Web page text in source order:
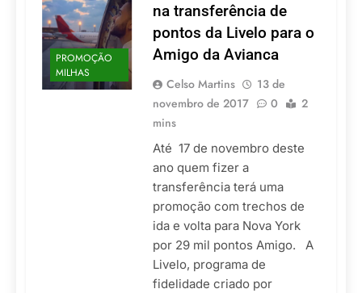
PROMOÇÃO
MILHAS
na transferência de
pontos da Livelo para o
Amigo da Avianca
Celso Martins
13 de
novembro de 2017
0
2
mins
Até 17 de novembro deste
ano quem fizer a
transferência terá uma
promoção com trechos de
ida e volta para Nova York
por 29 mil pontos Amigo. A
Livelo, programa de
fidelidade criado por